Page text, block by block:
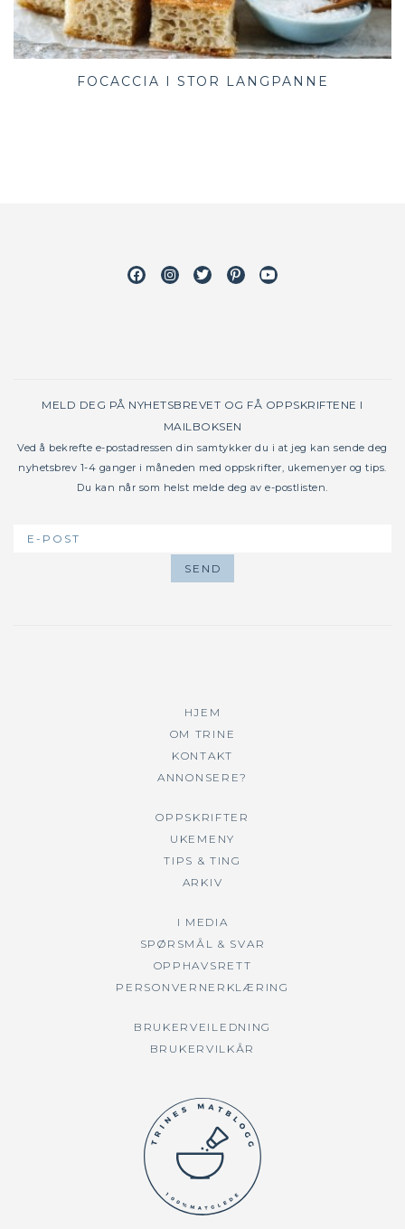
FOCACCIA I STOR LANGPANNE
FacebookInstagram
TwitterPinterestYoutube
MELD DEG PÅ NYHETSBREVET OG FÅ OPPSKRIFTENE I
MAILBOKSEN
Ved å bekrefte e-postadressen din samtykker du i at jeg kan sende deg
nyhetsbrev 1-4 ganger i måneden med oppskrifter, ukemenyer og tips.
Du kan når som helst melde deg av e-postlisten.
HJEM
OM TRINE
KONTAKT
ANNONSERE?
OPPSKRIFTER
UKEMENY
TIPS & TING
ARKIV
I MEDIA
SPØRSMÅL & SVAR
OPPHAVSRETT
PERSONVERNERKLÆRING
BRUKERVEILEDNING
BRUKERVILKÅR